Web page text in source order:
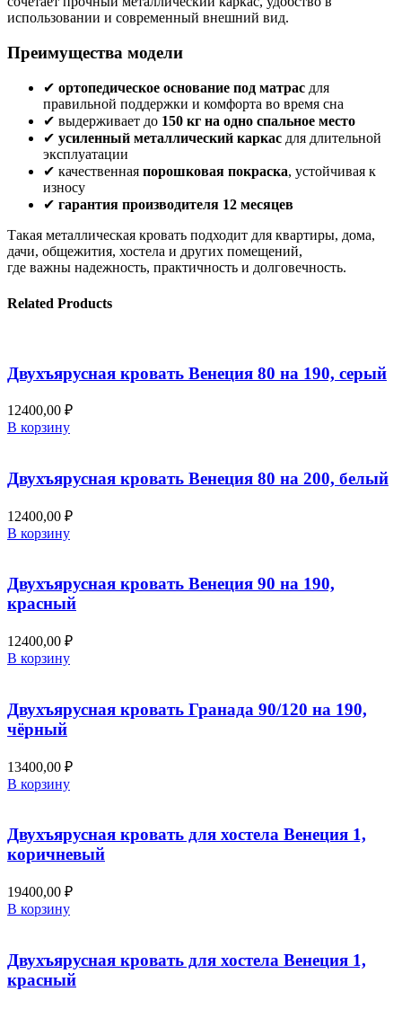
использовании и современный внешний вид.
Преимущества модели
✔ ортопедическое основание под матрас для
правильной поддержки и комфорта во время сна
✔ выдерживает до 150 кг на одно спальное место
✔ усиленный металлический каркас для длительной
эксплуатации
✔ качественная порошковая покраска, устойчивая к
износу
✔ гарантия производителя 12 месяцев
Такая металлическая кровать подходит для квартиры, дома,
дачи, общежития, хостела и других помещений,
где важны надежность, практичность и долговечность.
Related Products
Двухъярусная кровать Венеция 80 на 190, серый
12400,00 ₽
В корзину
Двухъярусная кровать Венеция 80 на 200, белый
12400,00 ₽
В корзину
Двухъярусная кровать Венеция 90 на 190,
красный
12400,00 ₽
В корзину
Двухъярусная кровать Гранада 90/120 на 190,
чёрный
13400,00 ₽
В корзину
Двухъярусная кровать для хостела Венеция 1,
коричневый
19400,00 ₽
В корзину
Двухъярусная кровать для хостела Венеция 1,
красный